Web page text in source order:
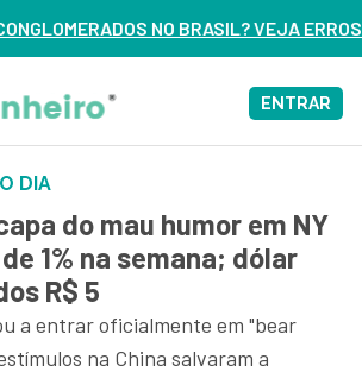
ERROS DE 3 DELES – ASSISTA AGORA
ENTRAR
DIA
do mau humor em NY
1% na semana; dólar
R$ 5
a entrar oficialmente em "bear
na China salvaram a